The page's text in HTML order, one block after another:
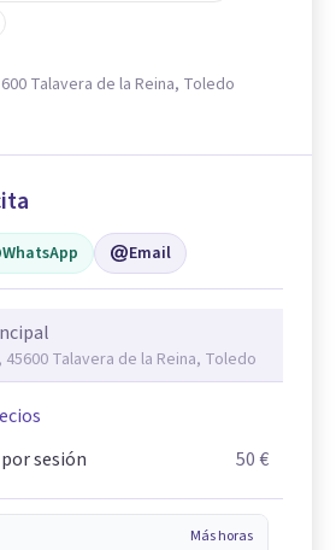
Talavera de la Reina, Toledo
WhatsApp Email
Talavera de la Reina, Toledo
sesión
50 €
Más horas